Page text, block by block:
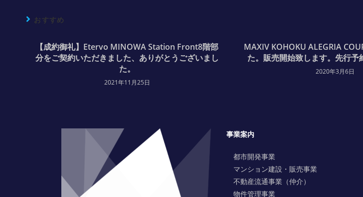
おすすめ
【成約御礼】Etervo MINOWA Station Front8階部
分をご契約いただきました、ありがとうございまし
た。
2021年11月25日
MAXIV KOHOKU ALEGRIA
た。販売開始致します。先行予
2020年3月6日
事業案内
都市開発事業
マンション建設・販売事業
不動産流通事業（仲介）
物件管理事業